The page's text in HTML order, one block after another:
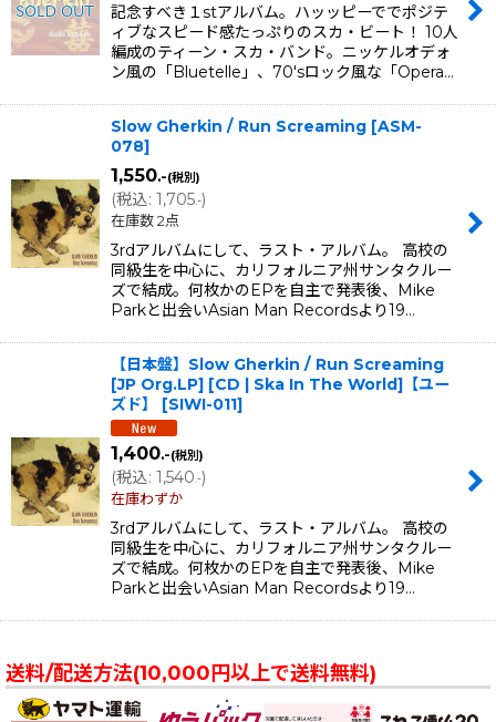
記念すべき１stアルバム。ハッッピーででポジテ
ィブなスピード感たっぷりのスカ・ビート！ 10人
編成のティーン・スカ・バンド。ニッケルオデォ
ン風の「Bluetelle」、70'sロック風な「Opera…
Slow Gherkin / Run Screaming [ASM-
078]
1,550.-(税別)
(税込: 1,705.-)
在庫数 2点
3rdアルバムにして、ラスト・アルバム。 高校の
同級生を中心に、カリフォルニア州サンタクルー
ズで結成。何枚かのEPを自主で発表後、Mike
Parkと出会いAsian Man Recordsより19…
【日本盤】Slow Gherkin / Run Screaming
[JP Org.LP] [CD | Ska In The World]【ユー
ズド】
[SIWI-011]
1,400.-(税別)
(税込: 1,540.-)
在庫わずか
3rdアルバムにして、ラスト・アルバム。 高校の
同級生を中心に、カリフォルニア州サンタクルー
ズで結成。何枚かのEPを自主で発表後、Mike
Parkと出会いAsian Man Recordsより19…
送料/配送方法(10,000円以上で送料無料)